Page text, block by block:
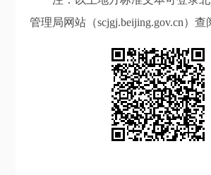
管理局网站（scjgj.beijing.gov.cn）查